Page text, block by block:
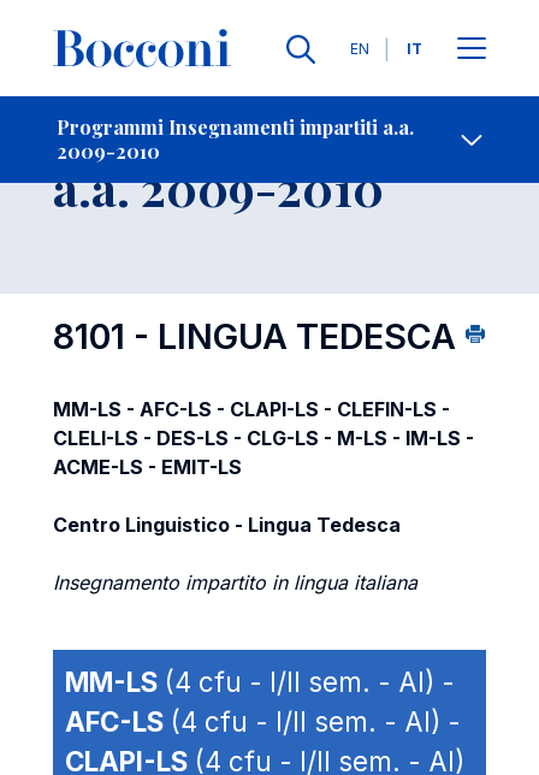
Lingue
EN IT
Programmi Insegnamenti impartiti a.a.
2009-2010
-
Insegnamento
a.a. 2009-2010
8101 - LINGUA TEDESCA
MM-LS - AFC-LS - CLAPI-LS - CLEFIN-LS -
CLELI-LS - DES-LS - CLG-LS - M-LS - IM-LS -
ACME-LS - EMIT-LS
Centro Linguistico - Lingua Tedesca
Insegnamento impartito in lingua italiana
MM-LS (4 cfu - I/II sem. - AI) -
AFC-LS (4 cfu - I/II sem. - AI) -
CLAPI-LS (4 cfu - I/II sem. - AI)